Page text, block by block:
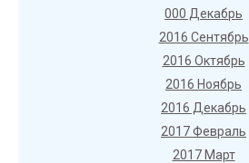
000 Декабрь
2016 Сентябрь
2016 Октябрь
2016 Ноябрь
2016 Декабрь
2017 Февраль
2017 Март